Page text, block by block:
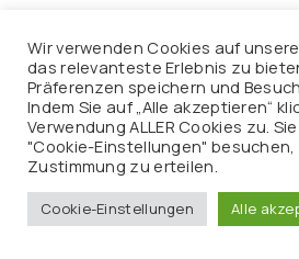
Wir verwenden Cookies auf
das relevanteste Erlebnis zu
Präferenzen speichern und
Indem Sie auf „Alle akzeptieren“
Verwendung ALLER Cookies zu.
"Cookie-Einstellungen"
Zustimmung zu erteilen.
Cookie-Einstellungen Alle